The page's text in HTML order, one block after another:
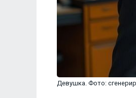
Девушка. Фото: